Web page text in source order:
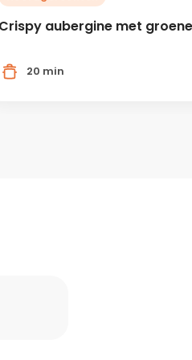
Crispy aubergine met
20 min